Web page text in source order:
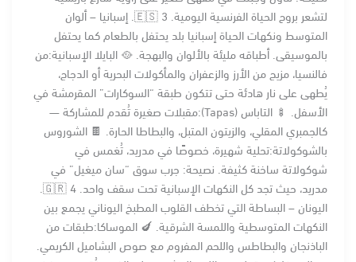
لتشعر بروح الحياة الفرنسية اليومية. 🇪🇸 3. إسبانيا – ألوان
المتوسط ونكهات الحياة إسبانيا بلد يحتفل بالطعام كما يحتفل
بالموسيقى. أطباقه مليئة بالألوان والبهجة. 🥘 البايلا الإسبانية:من
فالنسيا، مزيج من الأرز والزعفران والمأكولات البحرية أو الدجاج،
يُطهى على نار هادئة حتى تتكون طبقة “السوكارات” المقرمشة في
الأسفل. 🍢 التاباس (Tapas):مقبلات صغيرة تُقدم للمشاركة —
كالجمبري المقلي، والزيتون المتبل، والبطاطا الحارة. 🍫 الشوروس
بالشوكولاتة:تحلية شهيرة، خصوصًا في مدريد، تُغمس في
شوكولاتة ساخنة كثيفة. نصيحة: جرب سوق “سان ميغيل” في
مدريد، حيث تجد كل النكهات الإسبانية تحت سقف واحد. 🇬🇷 4.
اليونان – البساطة التي تخطف القلوب المطبخ اليوناني يجمع بين
النكهات المتوسطية واللمسة الشرقية. 🍆 الموساكا:طبقات من
الباذنجان والبطاطس واللحم المفروم مع صوص البشاميل الكريمي.